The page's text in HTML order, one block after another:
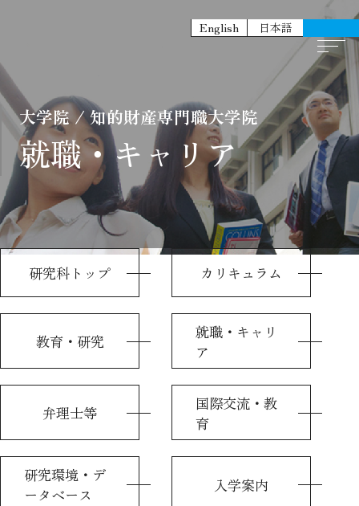
English 日本語
大学院 / 知的財産専門職大学院
就職・キャリア
研究科トップ カリキュラム
教育・研究
就職・キャリ
ア
弁理士等
国際交流・教
育
研究環境・デ
ータベース
入学案内